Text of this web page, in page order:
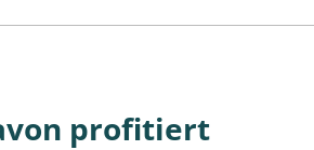
profitiert